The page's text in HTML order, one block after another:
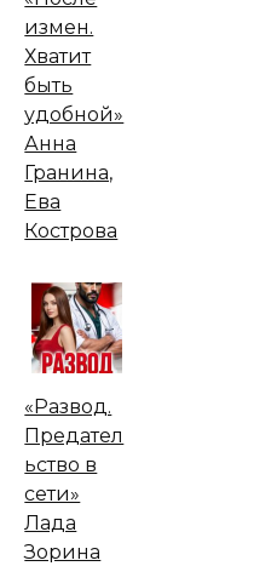
измен.
Хватит
быть
удобной»
Анна
Гранина,
Ева
Кострова
«Развод.
Предател
ьство в
сети»
Лада
Зорина